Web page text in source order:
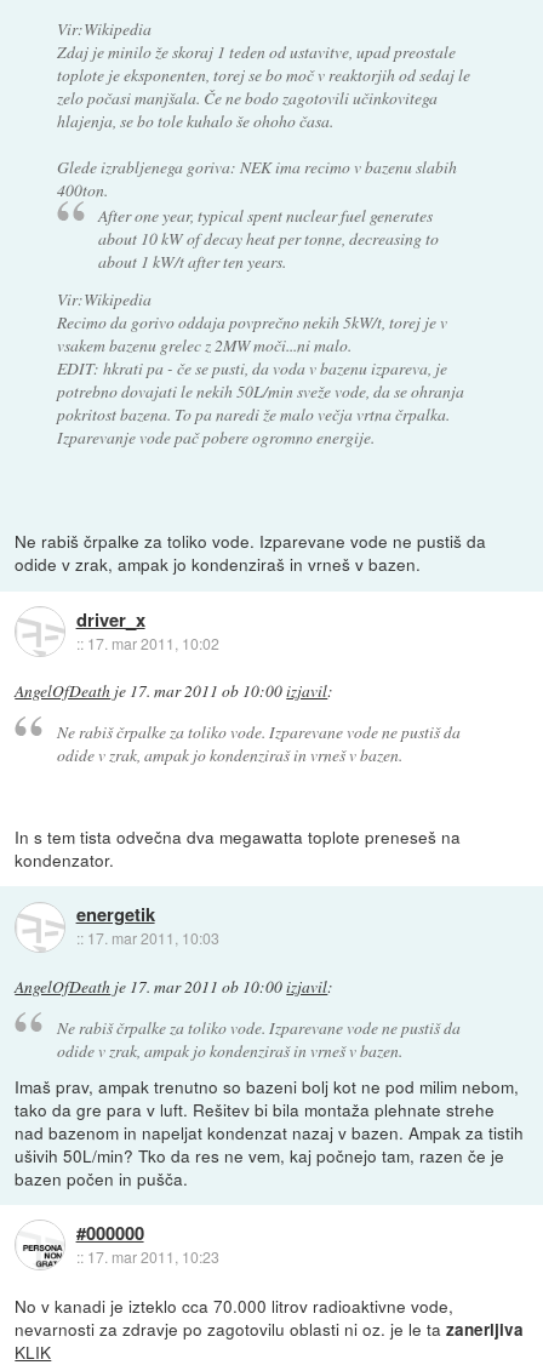
Vir:Wikipedia
Zdaj je minilo že skoraj 1 teden od ustavitve, upad preostale
toplote je eksponenten, torej se bo moč v reaktorjih od sedaj le
zelo počasi manjšala. Če ne bodo zagotovili učinkovitega
hlajenja, se bo tole kuhalo še ohoho časa.
Glede izrabljenega goriva: NEK ima recimo v bazenu slabih
400ton.
After one year, typical spent nuclear fuel generates
about 10 kW of decay heat per tonne, decreasing to
about 1 kW/t after ten years.
Vir:Wikipedia
Recimo da gorivo oddaja povprečno nekih 5kW/t, torej je v
vsakem bazenu grelec z 2MW moči...ni malo.
EDIT: hkrati pa - če se pusti, da voda v bazenu izpareva, je
potrebno dovajati le nekih 50L/min sveže vode, da se ohranja
pokritost bazena. To pa naredi že malo večja vrtna črpalka.
Izparevanje vode pač pobere ogromno energije.
Ne rabiš črpalke za toliko vode. Izparevane vode ne pustiš da
odide v zrak, ampak jo kondenziraš in vrneš v bazen.
driver_x
:: 17. mar 2011, 10:02
AngelOfDeath je 17. mar 2011 ob 10:00izjavil:
Ne rabiš črpalke za toliko vode. Izparevane vode ne pustiš da
odide v zrak, ampak jo kondenziraš in vrneš v bazen.
In s tem tista odvečna dva megawatta toplote preneseš na
kondenzator.
energetik
:: 17. mar 2011, 10:03
AngelOfDeath je 17. mar 2011 ob 10:00izjavil:
Ne rabiš črpalke za toliko vode. Izparevane vode ne pustiš da
odide v zrak, ampak jo kondenziraš in vrneš v bazen.
Imaš prav, ampak trenutno so bazeni bolj kot ne pod milim nebom,
tako da gre para v luft. Rešitev bi bila montaža plehnate strehe
nad bazenom in napeljat kondenzat nazaj v bazen. Ampak za tistih
ušivih 50L/min? Tko da res ne vem, kaj počnejo tam, razen če je
bazen počen in pušča.
#000000
:: 17. mar 2011, 10:23
No v kanadi je izteklo cca 70.000 litrov radioaktivne vode,
nevarnosti za zdravje po zagotovilu oblasti ni oz. je le tazanerljiva
KLIK